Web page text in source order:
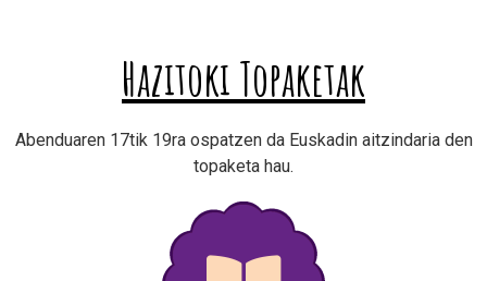
Hazitoki Topaketak
Abenduaren 17tik 19ra ospatzen da Euskadin aitzindaria den
topaketa hau.